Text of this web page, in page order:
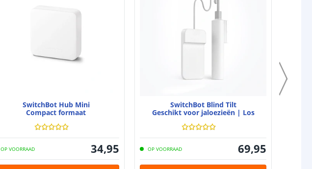
SwitchBot Hub Mini
Compact formaat
OP VOORRAAD 34,95
SwitchBot Blind Tilt
Geschikt voor jaloezieën | Los
OP VOORRAAD 69,95